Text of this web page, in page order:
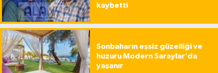
kaybetti
Sonbaharın eşsiz güzelliği ve
huzuru Modern Saraylar’da
yaşanır